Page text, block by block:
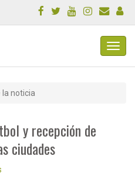
la noticia
y recepción de
ciudades